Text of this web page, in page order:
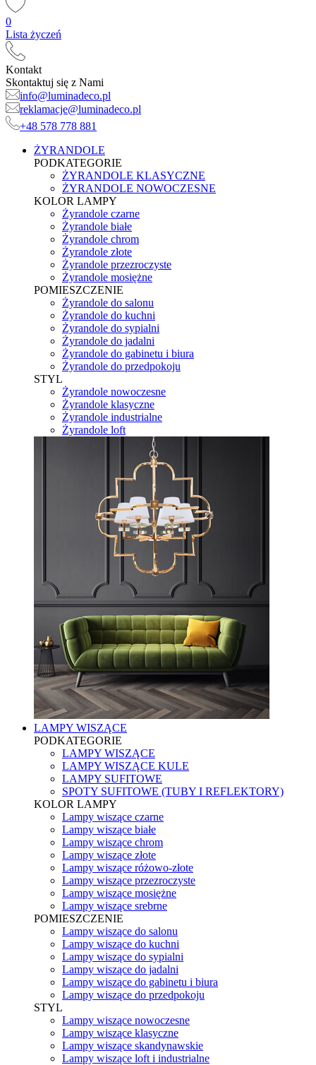
0
Lista życzeń
Kontakt
Skontaktuj się z Nami
info@luminadeco.pl
reklamacje@luminadeco.pl
+48 578 778 881
ŻYRANDOLE
PODKATEGORIE
ŻYRANDOLE KLASYCZNE
ŻYRANDOLE NOWOCZESNE
KOLOR LAMPY
Żyrandole czarne
Żyrandole białe
Żyrandole chrom
Żyrandole złote
Żyrandole przezroczyste
Żyrandole mosiężne
POMIESZCZENIE
Żyrandole do salonu
Żyrandole do kuchni
Żyrandole do sypialni
Żyrandole do jadalni
Żyrandole do gabinetu i biura
Żyrandole do przedpokoju
STYL
Żyrandole nowoczesne
Żyrandole klasyczne
Żyrandole industrialne
Żyrandole loft
LAMPY WISZĄCE
PODKATEGORIE
LAMPY WISZĄCE
LAMPY WISZĄCE KULE
LAMPY SUFITOWE
SPOTY SUFITOWE (TUBY I REFLEKTORY)
KOLOR LAMPY
Lampy wiszące czarne
Lampy wiszące białe
Lampy wiszące chrom
Lampy wiszące złote
Lampy wiszące różowo-złote
Lampy wiszące przezroczyste
Lampy wiszące mosiężne
Lampy wiszące srebrne
POMIESZCZENIE
Lampy wiszące do salonu
Lampy wiszące do kuchni
Lampy wiszące do sypialni
Lampy wiszące do jadalni
Lampy wiszące do gabinetu i biura
Lampy wiszące do przedpokoju
STYL
Lampy wiszące nowoczesne
Lampy wiszące klasyczne
Lampy wiszące skandynawskie
Lampy wiszące loft i industrialne